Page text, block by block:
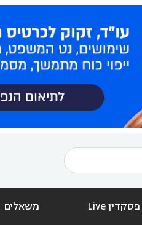
פסקדין Live משאלים